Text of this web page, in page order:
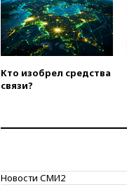
Кто изобрел средства
связи?
Новости СМИ2